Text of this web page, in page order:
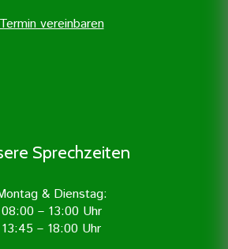
vereinbaren
Sprechzeiten
& Dienstag:
08:00 – 13:00 Uhr
13:45 – 18:00 Uhr